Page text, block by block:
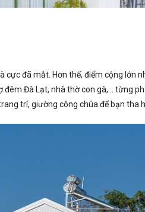
cực đã mắt. Hơn thế, điểm cộng lớn
Đà Lạt, nhà thờ con gà,… từng
trí, giường công chúa để bạn tha